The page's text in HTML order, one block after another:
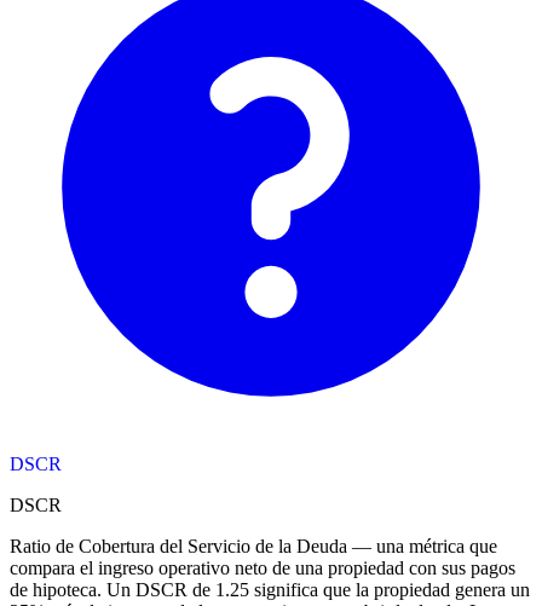
DSCR
DSCR
Ratio de Cobertura del Servicio de la Deuda — una métrica que
compara el ingreso operativo neto de una propiedad con sus pagos
de hipoteca. Un DSCR de 1.25 significa que la propiedad genera un